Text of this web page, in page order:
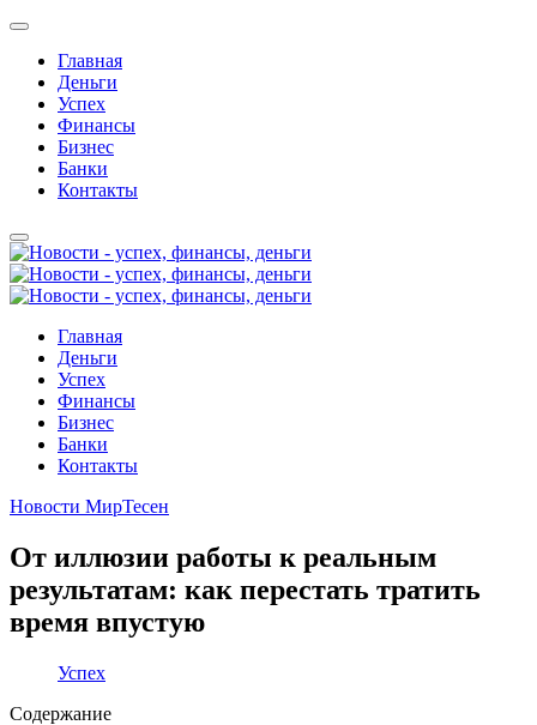
Главная
Деньги
Успех
Финансы
Бизнес
Банки
Контакты
Главная
Деньги
Успех
Финансы
Бизнес
Банки
Контакты
Новости МирТесен
От иллюзии работы к реальным
результатам: как перестать тратить
время впустую
Успех
Содержание